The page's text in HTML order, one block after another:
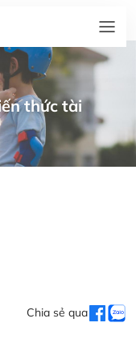
thức tài
Chia sẻ qua